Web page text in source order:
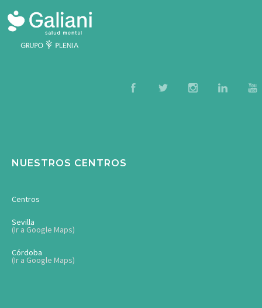
NUESTROS CENTROS
Centros
Sevilla
(Ir a Google Maps)
Córdoba
(Ir a Google Maps)